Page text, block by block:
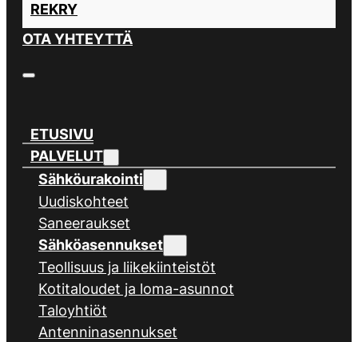
REKRY
OTA YHTEYTTÄ
ETUSIVU
PALVELUT
Sähköurakointi
Uudiskohteet
Saneeraukset
Sähköasennukset
Teollisuus ja liikekiinteistöt
Kotitaloudet ja loma-asunnot
Taloyhtiöt
Antenninasennukset